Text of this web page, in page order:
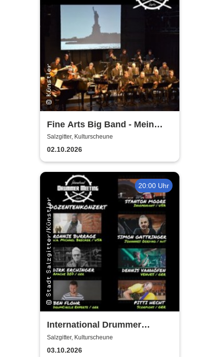
Fine Arts Big Band - Mein
amerikanischer Traum - True
Stories
Salzgitter, Kulturscheune
02.10.2026
20:00 Uhr
International Drummer
Meeting Konzert |
Kulturscheune
Salzgitter, Kulturscheune
03.10.2026